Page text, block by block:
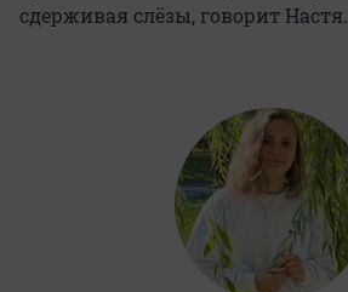
сдерживая слёзы, говорит Настя.